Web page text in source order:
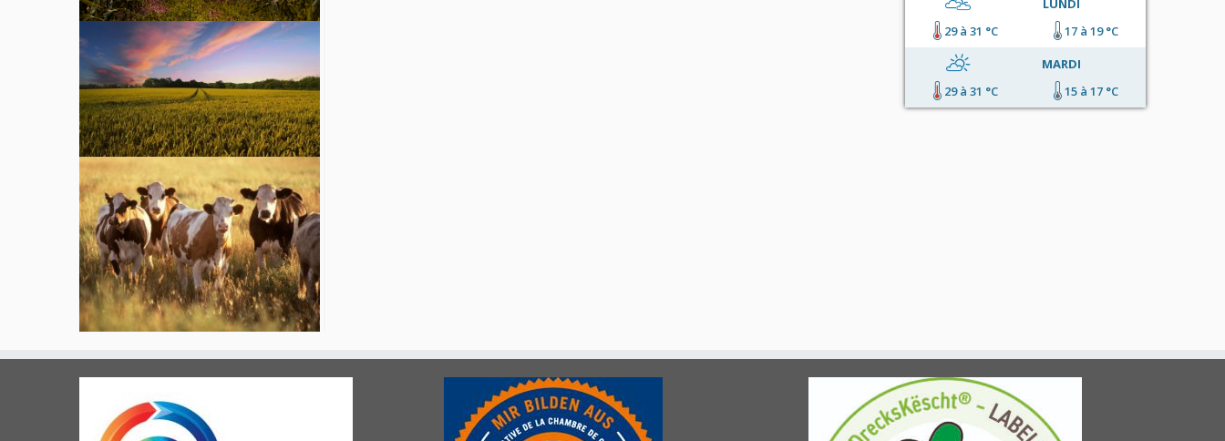
LUNDI
29 à 31 °C
17 à 19 °C
MARDI
29 à 31 °C
15 à 17 °C